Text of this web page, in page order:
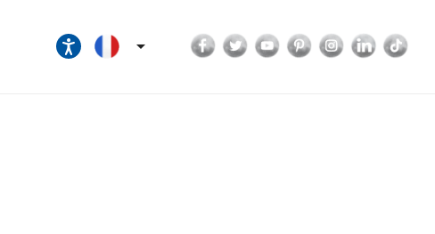
 Facebook
TwitterYouTubePinterestInstagram